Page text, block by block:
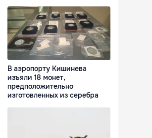
В аэропорту Кишинева
изъяли 18 монет,
предположительно
изготовленных из серебра